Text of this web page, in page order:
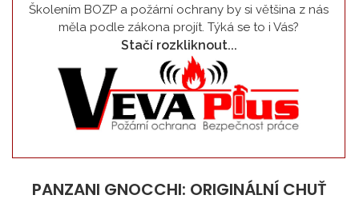
Školením BOZP a požární ochrany by si většina z nás
měla podle zákona projít. Týká se to i Vás?
Stačí rozkliknout...
PANZANI GNOCCHI: ORIGINÁLNÍ CHUŤ